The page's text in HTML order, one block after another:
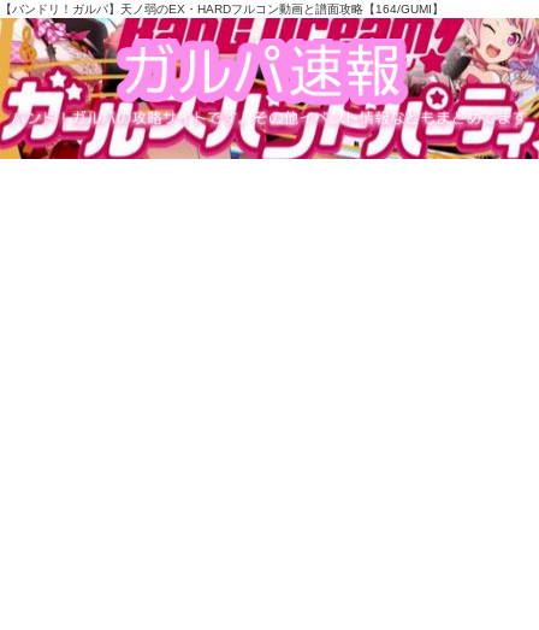
【バンドリ！ガルパ】天ノ弱のEX・HARDフルコン動画と譜面攻略【164/GUMI】